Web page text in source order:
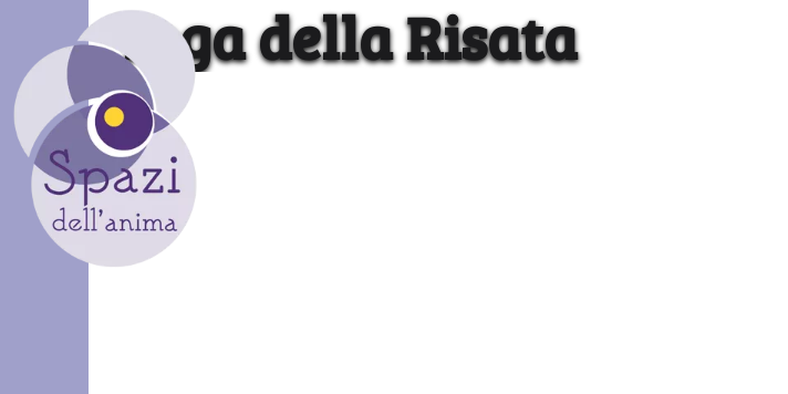
Yoga della Risata